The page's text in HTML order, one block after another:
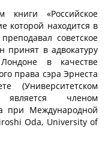
книги «Российское
которой находится в
советское
принят в адвокатуру
в качестве
права сэра Эрнеста
(Университетском
членом
при Международной
Oda, University of